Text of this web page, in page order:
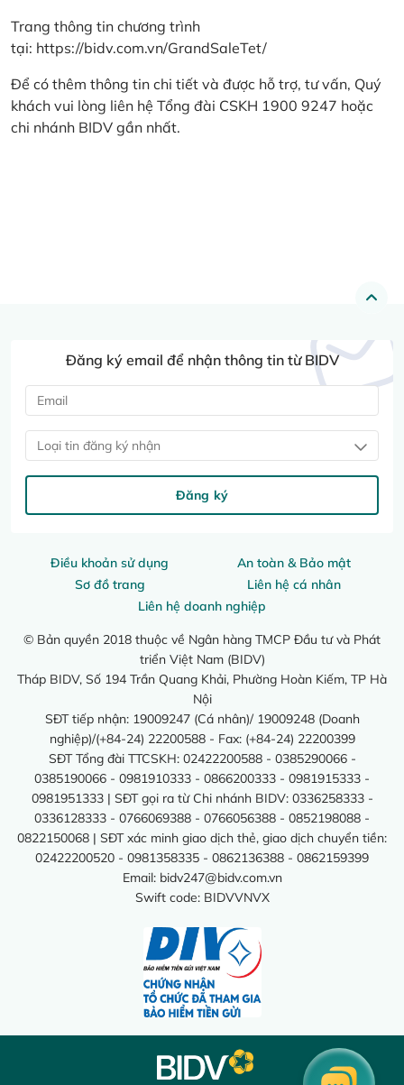
Trang thông tin chương trình
tại: https://bidv.com.vn/GrandSaleTet/
Để có thêm thông tin chi tiết và được hỗ trợ, tư vấn, Quý
khách vui lòng liên hệ Tổng đài CSKH 1900 9247 hoặc
chi nhánh BIDV gần nhất.
Điều khoản sử dụng
An toàn & Bảo mật
Sơ đồ trang
Liên hệ cá nhân
Liên hệ doanh nghiệp
© Bản quyền 2018 thuộc về Ngân hàng TMCP Đầu tư và Phát
triển Việt Nam (BIDV)
Tháp BIDV, Số 194 Trần Quang Khải, Phường Hoàn Kiếm, TP Hà
Nội
SĐT tiếp nhận: 19009247 (Cá nhân)/ 19009248 (Doanh
nghiệp)/(+84-24) 22200588 - Fax: (+84-24) 22200399
SĐT Tổng đài TTCSKH: 02422200588 - 0385290066 -
0385190066 - 0981910333 - 0866200333 - 0981915333 -
0981951333 | SĐT gọi ra từ Chi nhánh BIDV: 0336258333 -
0336128333 - 0766069388 - 0766056388 - 0852198088 -
0822150068 | SĐT xác minh giao dịch thẻ, giao dịch chuyển tiền:
02422200520 - 0981358335 - 0862136388 - 0862159399
Email: bidv247@bidv.com.vn
Swift code: BIDVVNVX
Đăng ký email để nhận thông tin từ BIDV
Loại tin đăng ký nhận
Đăng ký